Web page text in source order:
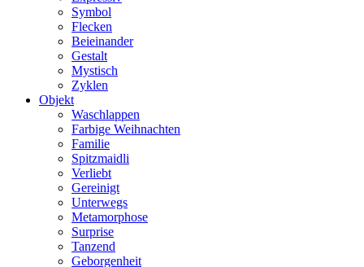
Symbol
Flecken
Beieinander
Gestalt
Mystisch
Zyklen
Objekt
Waschlappen
Farbige Weihnachten
Familie
Spitzmaidli
Verliebt
Gereinigt
Unterwegs
Metamorphose
Surprise
Tanzend
Geborgenheit